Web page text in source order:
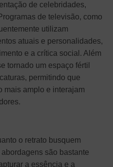
de celebridades,
de televisão, como
utilizam
atuais e personalidades,
e a crítica social. Além
tornado um espaço fértil
permitindo que
mais amplo e interajam
o retrato busquem
são bastante
a essência e a